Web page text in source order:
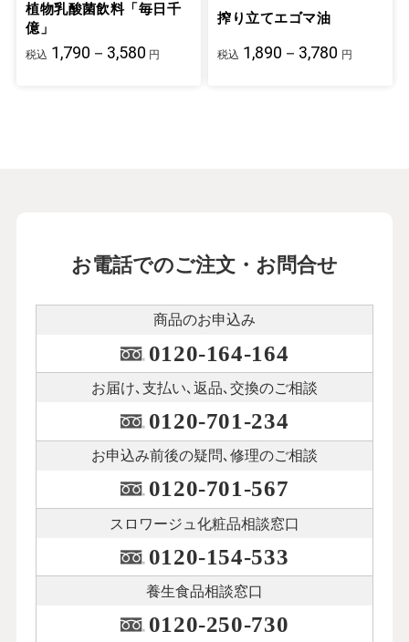
植物乳酸菌飲料「毎日千
億」
税込 1,790－3,580 円
搾り立てエゴマ油
税込 1,890－3,780 円
お電話でのご注文・お問合せ
商品のお申込み
0120-164-164
お届け､支払い､ 返品､交換のご相談
0120-701-234
お申込み前後の疑問､修理のご相談
0120-701-567
スロワージュ化粧品相談窓口
0120-154-533
養生食品相談窓口
0120-250-730